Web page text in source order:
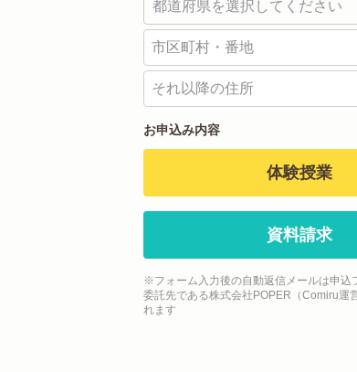
お申込み内容
体験授業
資料請求
※フォーム入力後の自動返信メールは申込
委託先である株式会社POPER（Comiru運
れます